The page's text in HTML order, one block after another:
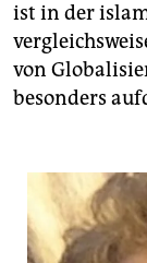
fragen & hilfe
unterstützen
abo
epaper login
ist in der
von
besonders